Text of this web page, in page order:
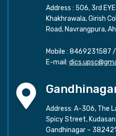
Address : 506, 3rd EYE
Khakhrawala, Girish
Road, Navrangpura,
Mobile : 8469231587 /
E-mail:
Address: A-306, The
Spicy Street, Kudasan
Gandhinagar – 382421